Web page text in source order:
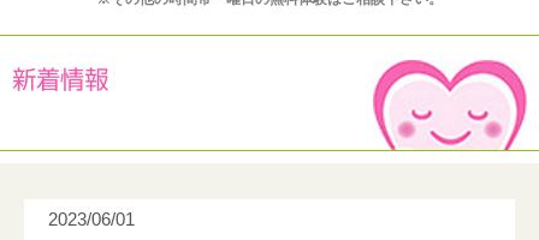
新着情報
2023/06/01